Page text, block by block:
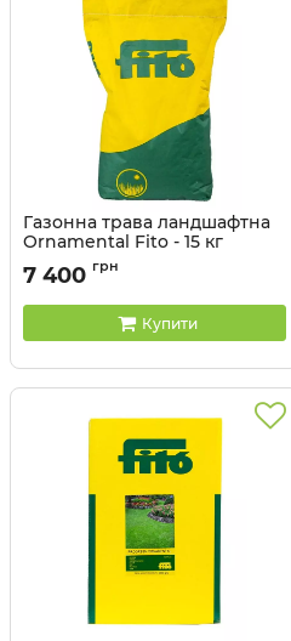
Газонна трава ландшафтна
Ornamental Fito - 15 кг
Артикул: 2104039
7 400 грн
Купити